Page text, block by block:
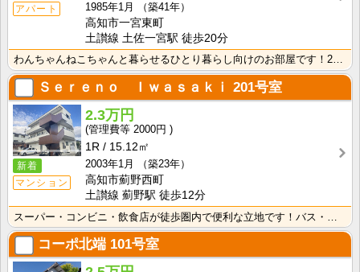
アパート
1985年1月
（築41年）
高知市一宮東町
土讃線 土佐一宮駅 徒歩20分
Ｓｅｒｅｎｏ Ｉｗａｓａｋｉ 201号室
新着
マンション
2.3万円
2000円
1R
15.12㎡
2003年1月
（築23年）
高知市薊野西町
土讃線 薊野駅 徒歩12分
コーポ北端 101号室